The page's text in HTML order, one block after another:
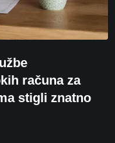
računa za
stigli znatno